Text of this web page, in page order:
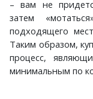
– вам не
затем
подходящего
Таким образом,
процесс,
минимальным по